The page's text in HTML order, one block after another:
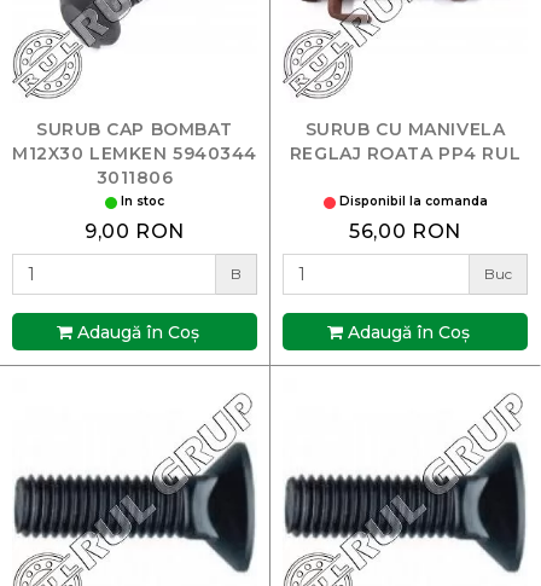
SURUB CAP BOMBAT
M12X30 LEMKEN 5940344
3011806
In stoc
9,00 RON
B
Adaugă în Coş
SURUB CU MANIVELA
REGLAJ ROATA PP4 RUL
Disponibil la comanda
56,00 RON
Buc
Adaugă în Coş